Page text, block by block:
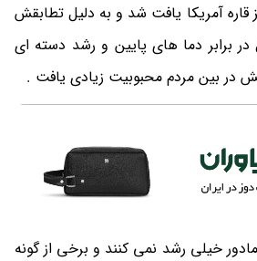
قاره آمریکا یافت شد و به دلیل تطابقش
در برابر دما های پایین و رشد دسته ای
در بین مردم محبوبیت زیادی یافت .
خیلی رشد نمی کنند و برخی از گونه